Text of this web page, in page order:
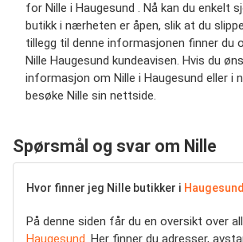
for Nille i Haugesund . Nå kan du enkelt
butikk i nærheten er åpen, slik at du
tillegg til denne informasjonen finner du
Nille Haugesund kundeavisen. Hvis du
informasjon om Nille i Haugesund eller i
besøke Nille sin nettside.
Spørsmål og svar om Nille
Hvor finner jeg Nille butikker i Haugesund
På denne siden får du en oversikt over
Haugesund. Her finner du adresser,